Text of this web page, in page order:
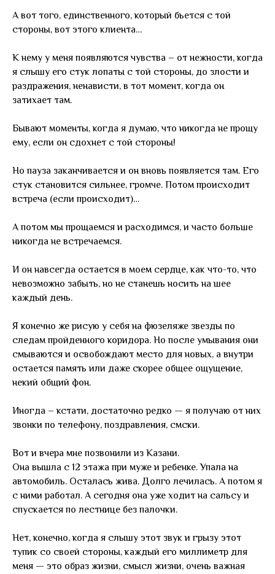
А вот того, единственного, который бьется с той
стороны, вот этого клиента…
К нему у меня появляются чувства – от нежности, когда
я слышу его стук лопаты с той стороны, до злости и
раздражения, ненависти, в тот момент, когда он
затихает там.
Бывают моменты, когда я думаю, что никогда не прощу
ему, если он сдохнет с той стороны!
Но пауза заканчивается и он вновь появляется там. Его
стук становится сильнее, громче. Потом происходит
встреча (если происходит)…
А потом мы прощаемся и расходимся, и часто больше
никогда не встречаемся.
И он навсегда остается в моем сердце, как что-то, что
невозможно забыть, но не станешь носить на шее
каждый день.
Я конечно же рисую у себя на фюзеляже звезды по
следам пройденного коридора. Но после умывания они
смываются и освобождают место для новых, а внутри
остается память или даже скорее общее ощущение,
некий общий фон.
Иногда – кстати, достаточно редко — я получаю от них
звонки по телефону, поздравления, смски.
Вот и вчера мне позвонили из Казани.
Она вышла с 12 этажа при муже и ребенке. Упала на
автомобиль. Осталась жива. Долго лечилась. А потом я
с ними работал. А сегодня она уже ходит на сальсу и
спускается по лестнице без палочки.
Нет, конечно, когда я слышу этот звук и грызу этот
тупик со своей стороны, каждый его миллиметр для
меня — это образ жизни, смысл жизни, очень важная